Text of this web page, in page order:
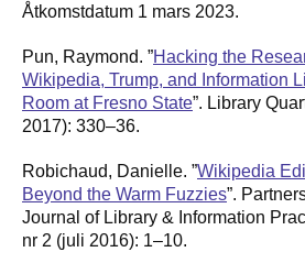
Åtkomstdatum 1 mars 2023.
Pun, Raymond. ”Hacking the
Wikipedia, Trump, and Information
Room at Fresno State”. Library
2017): 330–36.
Robichaud, Danielle. ”Wikipedia
Beyond the Warm Fuzzies”.
Journal of Library & Information
nr 2 (juli 2016): 1–10.